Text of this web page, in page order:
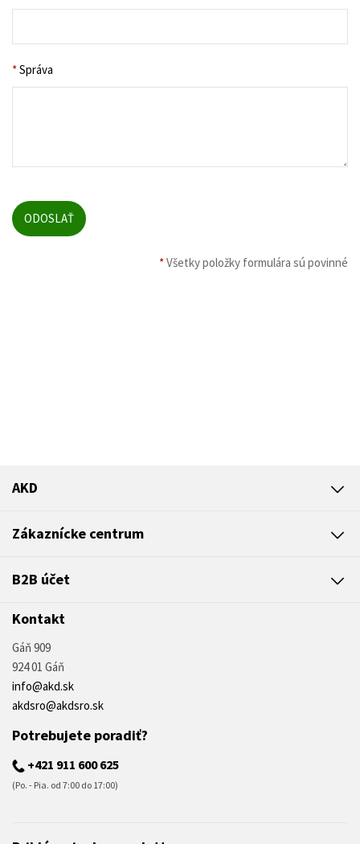
*Správa
*Všetky položky formulára sú povinné
AKD
Zákaznícke centrum
B2B účet
Kontakt
Gáň 909
924 01 Gáň
info@akd.sk
akdsro@akdsro.sk
Potrebujete poradiť?
+421 911 600 625
(Po. - Pia. od 7:00 do 17:00)